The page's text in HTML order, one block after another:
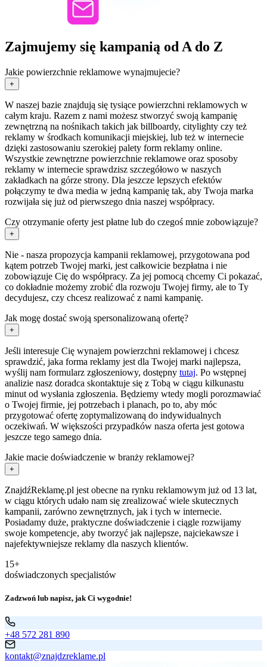
Zajmujemy się kampanią od A do Z
Jakie powierzchnie reklamowe wynajmujecie?
+
W naszej bazie znajdują się tysiące powierzchni reklamowych w
całym kraju. Razem z nami możesz stworzyć swoją kampanię
zewnętrzną na nośnikach takich jak billboardy, citylighty czy też
reklamy w środkach komunikacji miejskiej, lub też w internecie
dzięki zastosowaniu szerokiej palety form reklamy online.
Wszystkie zewnętrzne powierzchnie reklamowe oraz sposoby
reklamy w internecie sprawdzisz szczegółowo w naszych
zakładkach na górze strony. Dla jeszcze lepszych efektów
połączymy te dwa media w jedną kampanię tak, aby Twoja marka
rozwijała się już od pierwszego dnia naszej współpracy.
Czy otrzymanie oferty jest płatne lub do czegoś mnie zobowiązuje?
+
Nie - nasza propozycja kampanii reklamowej, przygotowana pod
kątem potrzeb Twojej marki, jest całkowicie bezpłatna i nie
zobowiązuje Cię do współpracy. Za jej pomocą chcemy Ci pokazać,
co dokładnie możemy zrobić dla rozwoju Twojej firmy, ale to Ty
decydujesz, czy chcesz realizować z nami kampanię.
Jak mogę dostać swoją spersonalizowaną ofertę?
+
Jeśli interesuje Cię wynajem powierzchni reklamowej i chcesz
sprawdzić, jaka forma reklamy jest dla Twojej marki najlepsza,
wyślij nam formularz zgłoszeniowy, dostępny tutaj. Po wstępnej
analizie nasz doradca skontaktuje się z Tobą w ciągu kilkunastu
minut od wysłania zgłoszenia. Będziemy wtedy mogli porozmawiać
o Twojej firmie, jej potrzebach i planach, po to, aby móc
przygotować ofertę zoptymalizowaną do indywidualnych
oczekiwań. W większości przypadków nasza oferta jest gotowa
jeszcze tego samego dnia.
Jakie macie doświadczenie w branży reklamowej?
+
ZnajdźReklamę.pl jest obecne na rynku reklamowym już od 13 lat,
w ciągu których udało nam się zrealizować wiele skutecznych
kampanii, zarówno zewnętrznych, jak i tych w internecie.
Posiadamy duże, praktyczne doświadczenie i ciągle rozwijamy
swoje kompetencje, aby tworzyć jak najlepsze, najciekawsze i
najefektywniejsze reklamy dla naszych klientów.
15+
doświadczonych specjalistów
Zadzwoń lub napisz, jak Ci wygodnie!
+48 572 281 890
kontakt@znajdzreklame.pl